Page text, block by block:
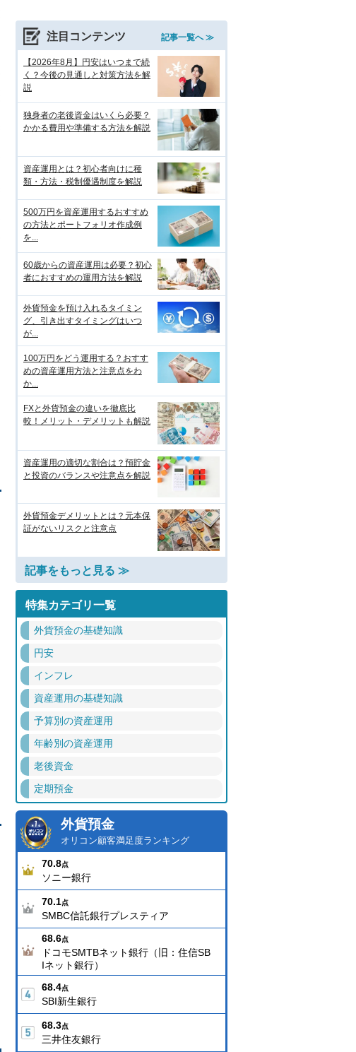
注目コンテンツ 記事一覧へ ≫
【2026年8月】円安はいつまで続
く？今後の見通しと対策方法を解
説
独身者の老後資金はいくら必要？
かかる費用や準備する方法を解説
資産運用とは？初心者向けに種
類・方法・税制優遇制度を解説
500万円を資産運用するおすすめ
の方法とポートフォリオ作成例
を...
60歳からの資産運用は必要？初心
者におすすめの運用方法を解説
外貨預金を預け入れるタイミン
グ、引き出すタイミングはいつ
が...
100万円をどう運用する？おすす
めの資産運用方法と注意点をわ
か...
FXと外貨預金の違いを徹底比
較！メリット・デメリットも解説
資産運用の適切な割合は？預貯金
と投資のバランスや注意点を解説
外貨預金デメリットとは？元本保
証がないリスクと注意点
記事をもっと見る ≫
特集カテゴリ一覧
外貨預金の基礎知識
円安
インフレ
資産運用の基礎知識
予算別の資産運用
年齢別の資産運用
老後資金
定期預金
外貨預金
オリコン顧客満足度ランキング
70.8点
ソニー銀行
70.1点
SMBC信託銀行プレスティア
68.6点
ドコモSMTBネット銀行（旧：住信SB
Iネット銀行）
68.4点
SBI新生銀行
68.3点
三井住友銀行